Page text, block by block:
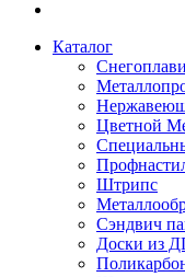
Каталог
Цветной
Штрипс
Сэндвич
Доски из